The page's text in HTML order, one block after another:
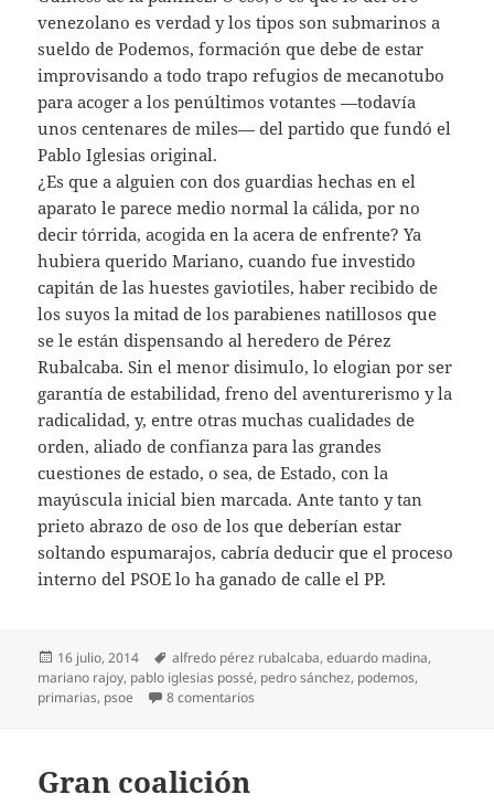
venezolano es verdad y los tipos son submarinos a
sueldo de Podemos, formación que debe de estar
improvisando a todo trapo refugios de mecanotubo
para acoger a los penúltimos votantes —todavía
unos centenares de miles— del partido que fundó el
Pablo Iglesias original.
¿Es que a alguien con dos guardias hechas en el
aparato le parece medio normal la cálida, por no
decir tórrida, acogida en la acera de enfrente? Ya
hubiera querido Mariano, cuando fue investido
capitán de las huestes gaviotiles, haber recibido de
los suyos la mitad de los parabienes natillosos que
se le están dispensando al heredero de Pérez
Rubalcaba. Sin el menor disimulo, lo elogian por ser
garantía de estabilidad, freno del aventurerismo y la
radicalidad, y, entre otras muchas cualidades de
orden, aliado de confianza para las grandes
cuestiones de estado, o sea, de Estado, con la
mayúscula inicial bien marcada. Ante tanto y tan
prieto abrazo de oso de los que deberían estar
soltando espumarajos, cabría deducir que el proceso
interno del PSOE lo ha ganado de calle el PP.
Publicado
el
16 julio, 2014 Etiquetas
alfredo pérez rubalcaba,eduardo madina,
mariano rajoy, pablo iglesias possé, pedro sánchez, podemos,
primarias, psoe 8 comentarios
Gran coalición